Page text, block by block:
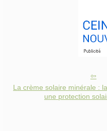
La crème solaire minérale :
une protection